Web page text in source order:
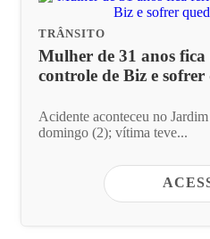
TRÂNSITO
Mulher de 31 anos
controle de Biz e
Acidente aconteceu no
domingo (2); vítima teve...